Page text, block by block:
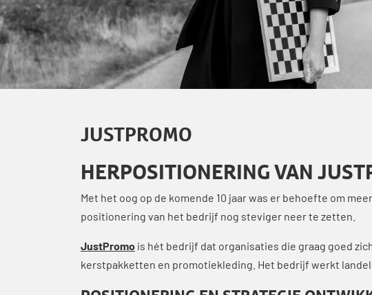
JUSTPROMO
HERPOSITIONERING VAN
Met het oog op de komende 10 jaar was er behoefte om
positionering van het bedrijf nog steviger neer te zetten.
JustPromo is hét bedrijf dat organisaties die graag goed
kerstpakketten en promotiekleding. Het bedrijf werkt